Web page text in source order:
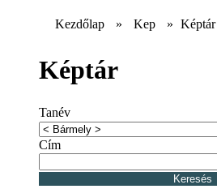
Kezdőlap » Kep » Képtár
Képtár
Tanév
Cím